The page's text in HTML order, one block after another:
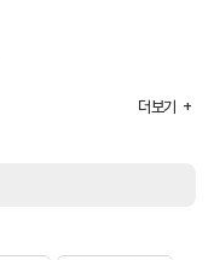
더보기